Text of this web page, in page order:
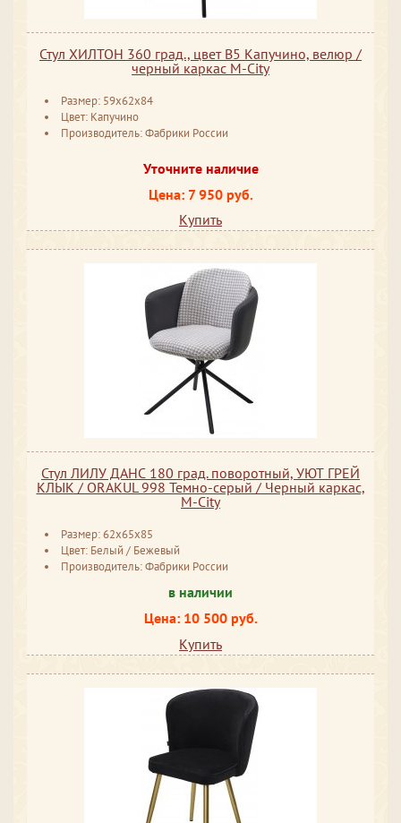
Стул ХИЛТОН 360 град., цвет B5 Капучино, велюр /
черный каркас М-City
Размер: 59x62x84
Цвет: Капучино
Производитель: Фабрики России
Уточните наличие
Цена: 7 950 руб.
Купить
Стул ЛИЛУ ДАНС 180 град. поворотный, УЮТ ГРЕЙ
КЛЫК / ORAKUL 998 Темно-серый / Черный каркас,
M-City
Размер: 62x65x85
Цвет: Белый / Бежевый
Производитель: Фабрики России
в наличии
Цена: 10 500 руб.
Купить